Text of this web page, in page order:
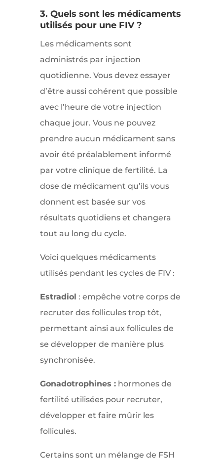
3. Quels sont les médicaments
utilisés pour une FIV ?
Les médicaments sont
administrés par injection
quotidienne. Vous devez essayer
d’être aussi cohérent que possible
avec l’heure de votre injection
chaque jour. Vous ne pouvez
prendre aucun médicament sans
avoir été préalablement informé
par votre clinique de fertilité. La
dose de médicament qu’ils vous
donnent est basée sur vos
résultats quotidiens et changera
tout au long du cycle.
Voici quelques médicaments
utilisés pendant les cycles de FIV :
Estradiol : empêche votre corps de
recruter des follicules trop tôt,
permettant ainsi aux follicules de
se développer de manière plus
synchronisée.
Gonadotrophines : hormones de
fertilité utilisées pour recruter,
développer et faire mûrir les
follicules.
Certains sont un mélange de FSH